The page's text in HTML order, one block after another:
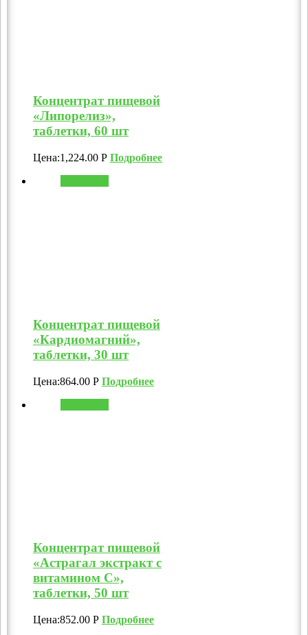
Концентрат пищевой
«Липорелиз»,
таблетки, 60 шт
Цена:1,224.00 Р Подробнее
Концентрат пищевой
«Кардиомагний»,
таблетки, 30 шт
Цена:864.00 Р Подробнее
Концентрат пищевой
«Астрагал экстракт с
витамином C»,
таблетки, 50 шт
Цена:852.00 Р Подробнее